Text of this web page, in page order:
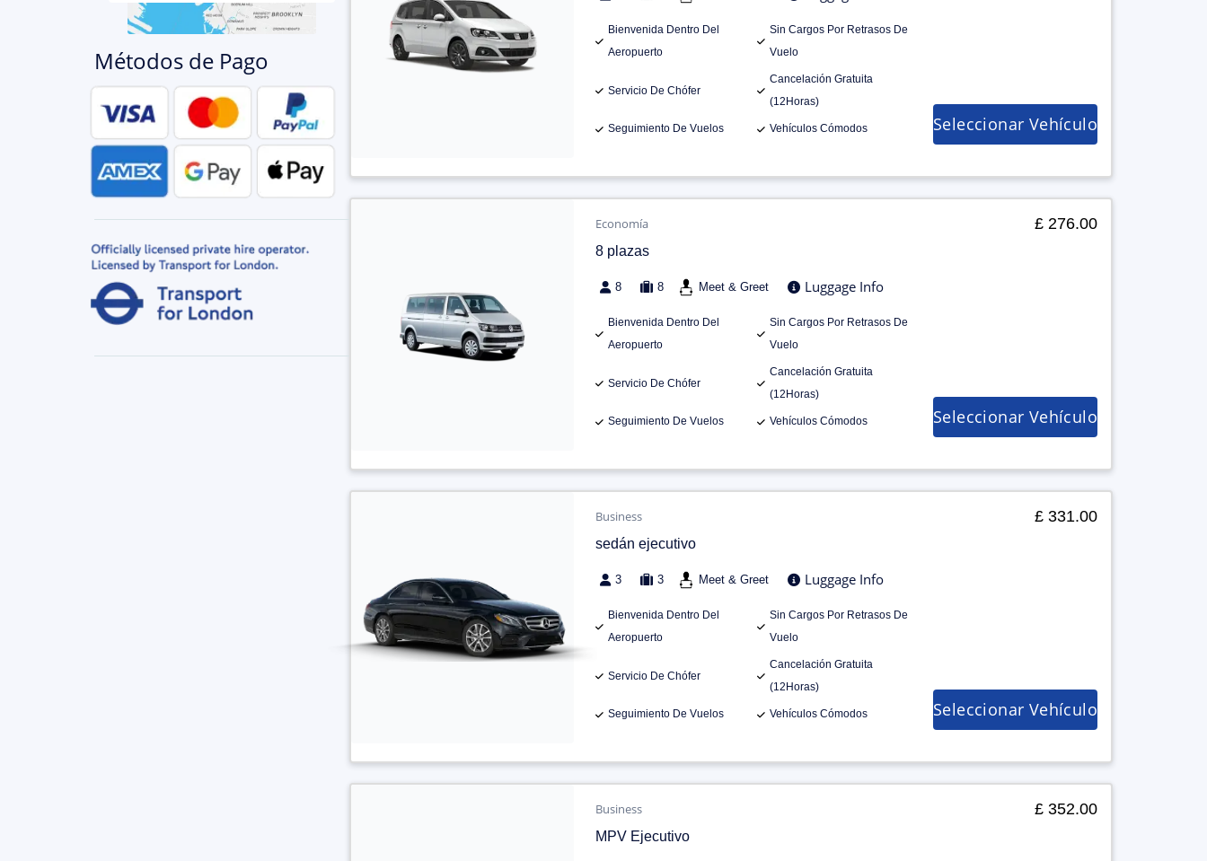
Métodos de Pago
Bienvenida Dentro Del
Aeropuerto
Sin Cargos Por Retrasos De
Vuelo
Servicio De Chófer
Cancelación Gratuita
(12Horas)
Seguimiento De Vuelos Vehículos Cómodos Seleccionar Vehículo
Economía
8 plazas
8 8 Meet & Greet Luggage Info
Bienvenida Dentro Del
Aeropuerto
Sin Cargos Por Retrasos De
Vuelo
Servicio De Chófer
Cancelación Gratuita
(12Horas)
Seguimiento De Vuelos Vehículos Cómodos
£ 276.00
Seleccionar Vehículo
Business
sedán ejecutivo
3 3 Meet & Greet Luggage Info
Bienvenida Dentro Del
Aeropuerto
Sin Cargos Por Retrasos De
Vuelo
Servicio De Chófer
Cancelación Gratuita
(12Horas)
Seguimiento De Vuelos Vehículos Cómodos
£ 331.00
Seleccionar Vehículo
Business
MPV Ejecutivo
£ 352.00